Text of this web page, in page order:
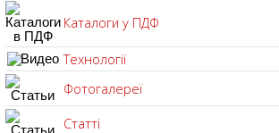
Каталоги у ПДФ
Технології
Фотогалереї
Статті